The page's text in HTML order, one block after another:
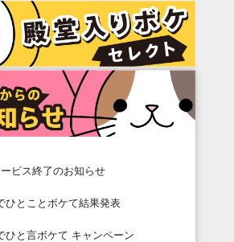
ビス終了のお知らせ
ひとことボケて結果発表
ひと言ボケて キャンペーン